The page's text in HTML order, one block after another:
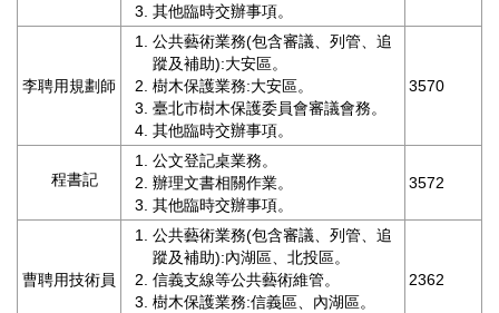
絡
訊
音
首
其他臨時交辦事項。
李聘用規劃師
公共藝術業務(包含審議、列管、追
蹤及補助):大安區。
樹木保護業務:大安區。
臺北市樹木保護委員會審議會務。
其他臨時交辦事項。
3570
程書記
公文登記桌業務。
辦理文書相關作業。
其他臨時交辦事項。
3572
曹聘用技術員
公共藝術業務(包含審議、列管、追
蹤及補助):內湖區、北投區。
信義支線等公共藝術維管。
樹木保護業務:信義區、內湖區。
2362